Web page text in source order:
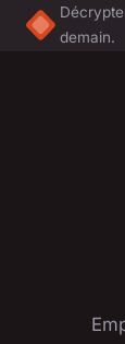
demain.